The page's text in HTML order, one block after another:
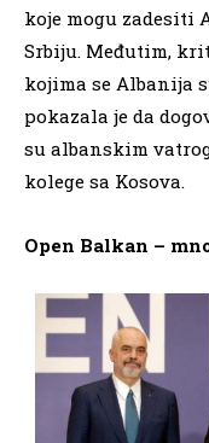
koje mogu zadesiti
Srbiju. Međutim,
kojima se Albanija
pokazala je da
su albanskim
kolege sa Kosova.
Open Balkan –